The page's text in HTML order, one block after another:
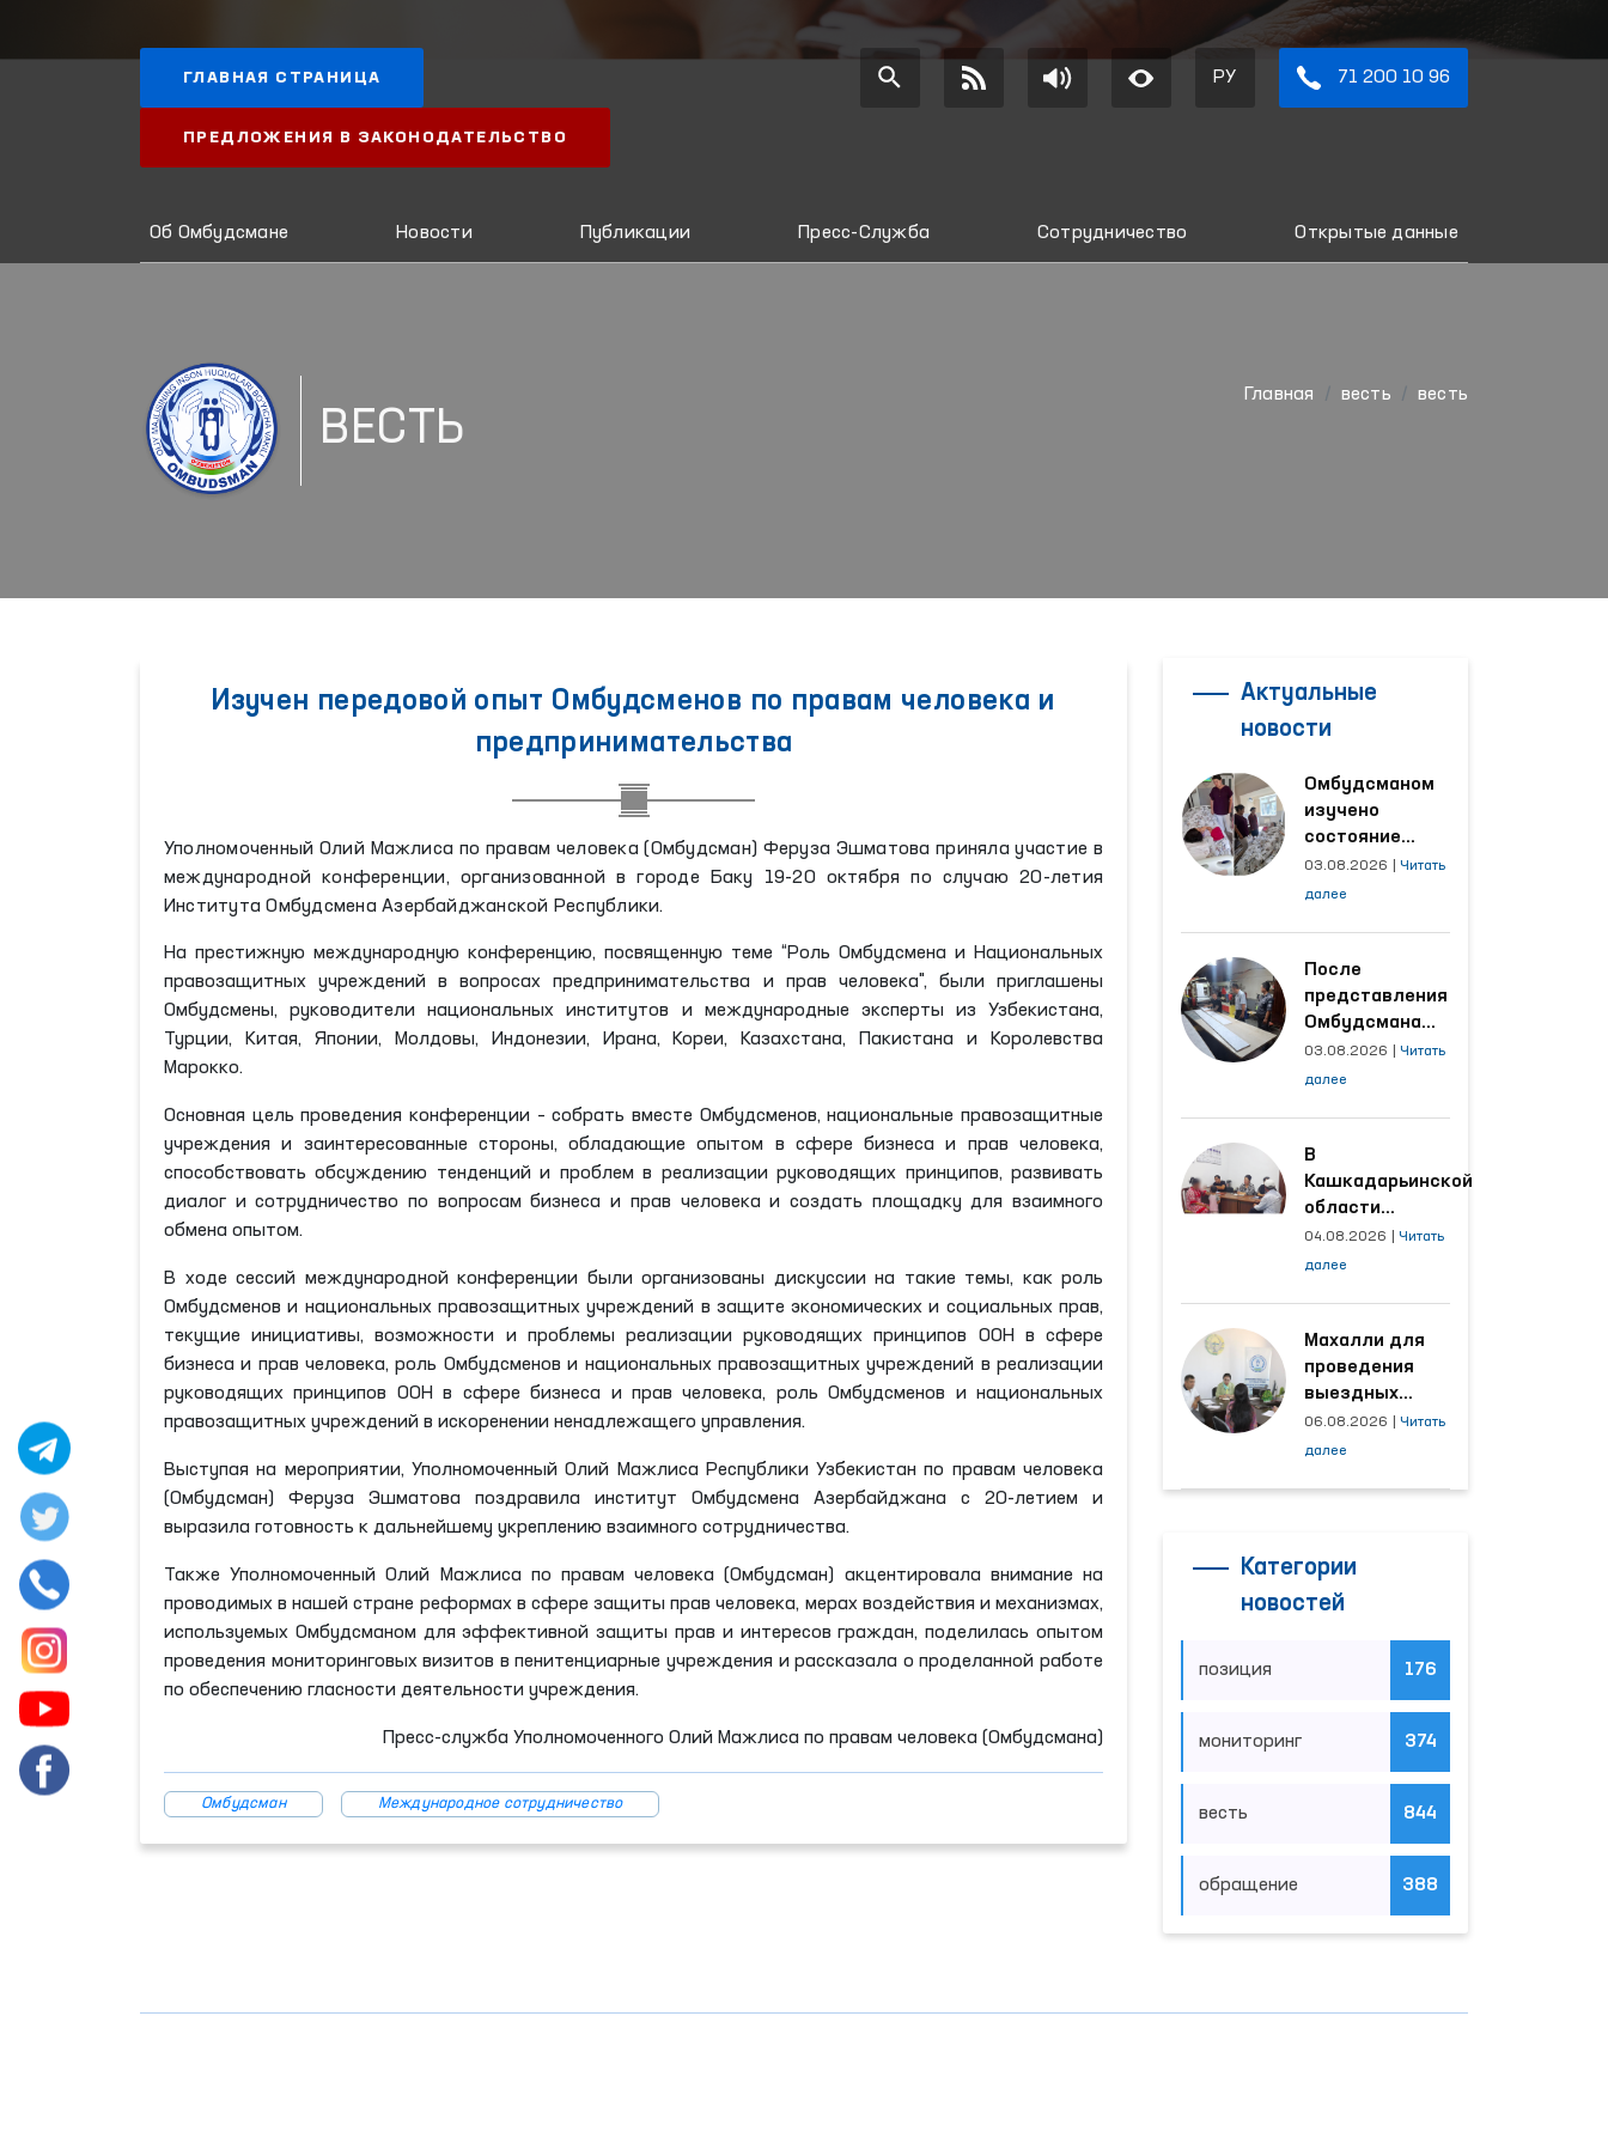
ГЛАВНАЯ СТРАНИЦА
ПРЕДЛОЖЕНИЯ В ЗАКОНОДАТЕЛЬСТВО
РУ 71 200 10 96
Об Омбудсмане Новости Публикации Пресс-Служба Сотрудничество Открытые данные
ВЕСТЬ
Главная весть весть
Изучен передовой опыт Омбудсменов по правам человека и
предпринимательства
Уполномоченный Олий Мажлиса по правам человека (Омбудсман) Феруза Эшматова приняла участие в
международной конференции, организованной в городе Баку 19-20 октября по случаю 20-летия
Института Омбудсмена Азербайджанской Республики.
На престижную международную конференцию, посвященную теме “Роль Омбудсмена и Национальных
правозащитных учреждений в вопросах предпринимательства и прав человека", были приглашены
Омбудсмены, руководители национальных институтов и международные эксперты из Узбекистана,
Турции, Китая, Японии, Молдовы, Индонезии, Ирана, Кореи, Казахстана, Пакистана и Королевства
Марокко.
Основная цель проведения конференции – собрать вместе Омбудсменов, национальные правозащитные
учреждения и заинтересованные стороны, обладающие опытом в сфере бизнеса и прав человека,
способствовать обсуждению тенденций и проблем в реализации руководящих принципов, развивать
диалог и сотрудничество по вопросам бизнеса и прав человека и создать площадку для взаимного
обмена опытом.
В ходе сессий международной конференции были организованы дискуссии на такие темы, как роль
Омбудсменов и национальных правозащитных учреждений в защите экономических и социальных прав,
текущие инициативы, возможности и проблемы реализации руководящих принципов ООН в сфере
бизнеса и прав человека, роль Омбудсменов и национальных правозащитных учреждений в реализации
руководящих принципов ООН в сфере бизнеса и прав человека, роль Омбудсменов и национальных
правозащитных учреждений в искоренении ненадлежащего управления.
Выступая на мероприятии, Уполномоченный Олий Мажлиса Республики Узбекистан по правам человека
(Омбудсман) Феруза Эшматова поздравила институт Омбудсмена Азербайджана с 20-летием и
выразила готовность к дальнейшему укреплению взаимного сотрудничества.
Также Уполномоченный Олий Мажлиса по правам человека (Омбудсман) акцентировала внимание на
проводимых в нашей стране реформах в сфере защиты прав человека, мерах воздействия и механизмах,
используемых Омбудсманом для эффективной защиты прав и интересов граждан, поделилась опытом
проведения мониторинговых визитов в пенитенциарные учреждения и рассказала о проделанной работе
по обеспечению гласности деятельности учреждения.
Пресс-служба Уполномоченного Олий Мажлиса по правам человека (Омбудсмана)
Омбудсман Международное сотрудничество
Актуальные
новости
Омбудсманом
изучено
состояние
женщины,
пострадавшей от
области
03.08.2026
Читать
далее
После
представления
Омбудсмана
улучшены
условия на
трудятся
осуждённые
03.08.2026
Читать
далее
В
Кашкадарьинской
области
налажена
адресная работа
наибольшее
количество
обращений
04.08.2026
Читать
далее
Махалли для
проведения
выездных
приёмов
определяются
06.08.2026
Читать
далее
Категории
новостей
позиция 176
мониторинг 374
весть 844
обращение 388